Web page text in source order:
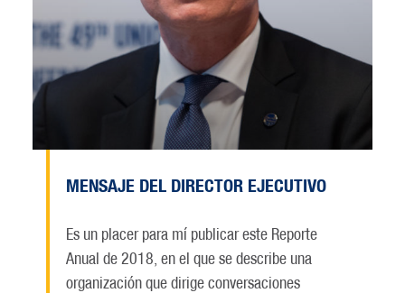
MENSAJE DEL DIRECTOR EJECUTIVO
Es un placer para mí publicar este Reporte
Anual de 2018, en el que se describe una
organización que dirige conversaciones